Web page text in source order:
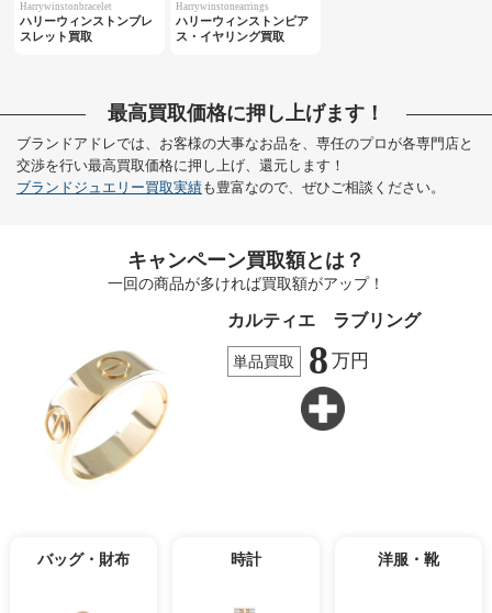
Harrywinstonbracelet
ハリーウィンストンブレ
スレット買取
Harrywinstonearrings
ハリーウィンストンピア
ス・イヤリング買取
最高買取価格に押し上げます！
ブランドアドレでは、お客様の大事なお品を、専任のプロが各専門店と
交渉を行い最高買取価格に押し上げ、還元します！
ブランドジュエリー買取実績も豊富なので、ぜひご相談ください。
キャンペーン買取額とは？
一回の商品が多ければ買取額がアップ！
カルティエ ラブリング
単品買取 8 万円
バッグ・財布 時計 洋服・靴